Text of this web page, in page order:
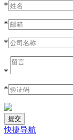
*
*
*
*
*
快捷导航